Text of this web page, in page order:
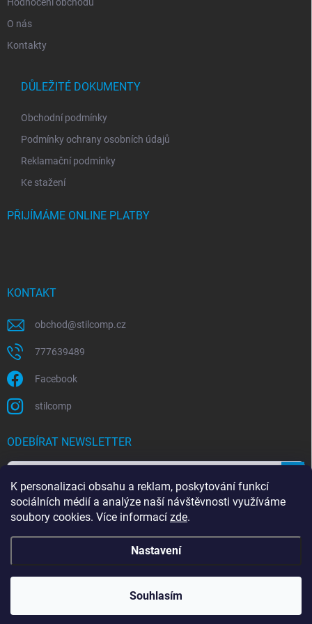
K personalizaci obsahu a reklam, poskytování funkcí
sociálních médií a analýze naší návštěvnosti využíváme
soubory cookies. Více informací zde.
Nastavení
Souhlasím
Hodnocení obchodu
O nás
Kontakty
DŮLEŽITÉ DOKUMENTY
Obchodní podmínky
Podmínky ochrany osobních údajů
Reklamační podmínky
Ke stažení
PŘIJÍMÁME ONLINE PLATBY
KONTAKT
obchod@stilcomp.cz
777639489
Facebook
stilcomp
ODEBÍRAT NEWSLETTER
Souhlasím spodmínkami ochrany osobních údajů
Copyright 2026StilComp.cz. Všechna práva vyhrazena.Upravit nastavení
cookies